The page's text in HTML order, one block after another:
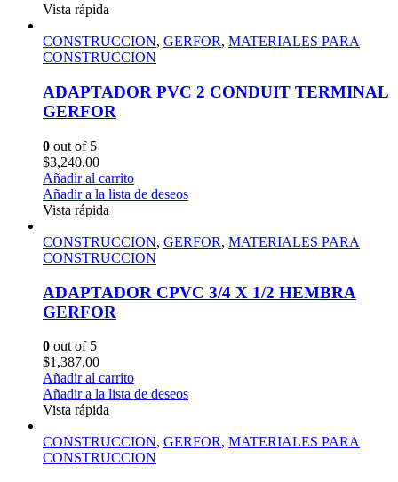
Vista rápida
CONSTRUCCION, GERFOR, MATERIALES PARA
CONSTRUCCION
ADAPTADOR PVC 2 CONDUIT TERMINAL
GERFOR
0 out of 5
$3,240.00
Añadir al carrito
Añadir a la lista de deseos
Vista rápida
CONSTRUCCION, GERFOR, MATERIALES PARA
CONSTRUCCION
ADAPTADOR CPVC 3/4 X 1/2 HEMBRA
GERFOR
0 out of 5
$1,387.00
Añadir al carrito
Añadir a la lista de deseos
Vista rápida
CONSTRUCCION, GERFOR, MATERIALES PARA
CONSTRUCCION